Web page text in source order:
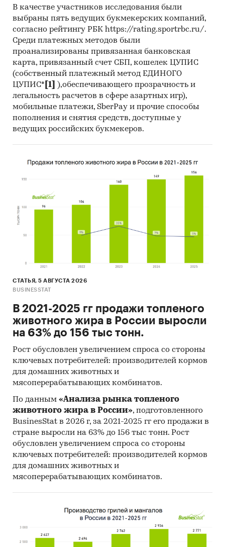
В качестве участников исследования были
выбраны пять ведущих букмекерских компаний,
согласно рейтингу РБК https://rating.sportrbc.ru/.
Среди платежных методов были
проанализированы привязанная банковская
карта, привязанный счет СБП, кошелек ЦУПИС
(собственный платежный метод ЕДИНОГО
ЦУПИС* [1]
),обеспечивающего прозрачность и
легальность расчетов в сфере азартных игр),
мобильные платежи, SberPay и прочие способы
пополнения и снятия средств, доступные у
ведущих российских букмекеров.
СТАТЬЯ, 5 АВГУСТА 2026
BUSINESSTAT
В 2021-2025 гг продажи топленого
животного жира в России выросли
на 63% до 156 тыс тонн.
Рост обусловлен увеличением спроса со стороны
ключевых потребителей: производителей кормов
для домашних животных и
мясоперерабатывающих комбинатов.
По данным «Анализа рынка топленого
животного жира в России», подготовленного
BusinesStat в 2026 г, за 2021-2025 гг его продажи в
стране выросли на 63% до 156 тыс тонн. Рост
обусловлен увеличением спроса со стороны
ключевых потребителей: производителей кормов
для домашних животных и
мясоперерабатывающих комбинатов.